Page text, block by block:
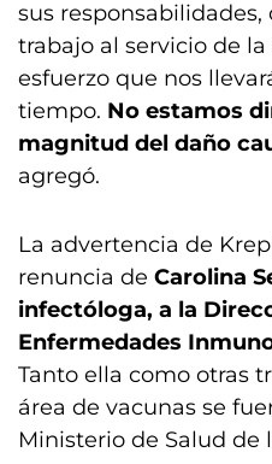
sus
trabajo al servicio de
esfuerzo que nos
tiempo. No estamos
magnitud del daño
agregó.
La advertencia de
renuncia de Carolina
infectóloga, a la
Enfermedades
Tanto ella como otras
área de vacunas se
Ministerio de Salud de